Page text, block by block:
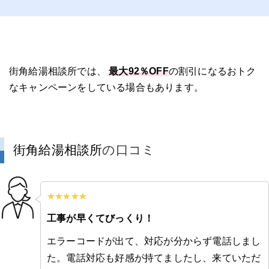
街角給湯相談所では、最大92％OFFの割引になるおトク
なキャンペーンをしている場合もあります。
街角給湯相談所の口コミ
工事が早くてびっくり！
エラーコードが出て、対応が分からず電話しまし
た。電話対応も好感が持てましたし、来ていただ